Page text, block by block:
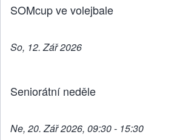
k
SOMcup ve volejbale
So, 12. Zář 2026
Seniorátní neděle
Ne, 20. Zář 2026, 09:30 - 15:30